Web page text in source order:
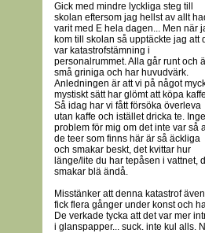
Gick med mindre lyckliga steg till
skolan eftersom jag hellst av allt
varit med E hela dagen... Men när
kom till skolan så upptäckte jag att
var katastrofstämning i
personalrummet. Alla går runt och
små griniga och har huvudvärk.
Anledningen är att vi på något
mystiskt sätt har glömt att köpa
Så idag har vi fått försöka överleva
utan kaffe och istället dricka te.
problem för mig om det inte var så
de teer som finns här är så äckliga
och smakar beskt, det kvittar hur
länge/lite du har tepåsen i vattnet,
smakar blä ändå.
Misstänker att denna katastrof
fick flera gånger under konst och
De verkade tycka att det var mer
i glanspapper... suck. inte kul alls.